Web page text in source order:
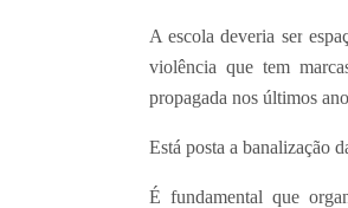
A escola deveria ser
violência que tem
propagada nos últimos
Está posta a banalização
É fundamental que